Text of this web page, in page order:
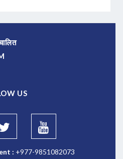
US
: +977-9851082073